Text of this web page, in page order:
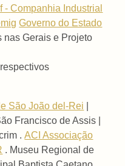
- Companhia Industrial
Governo do Estado
nas Gerais e Projeto
São João del-Rei
Francisco de Assis |
.ACI Associação
. Museu Regional de